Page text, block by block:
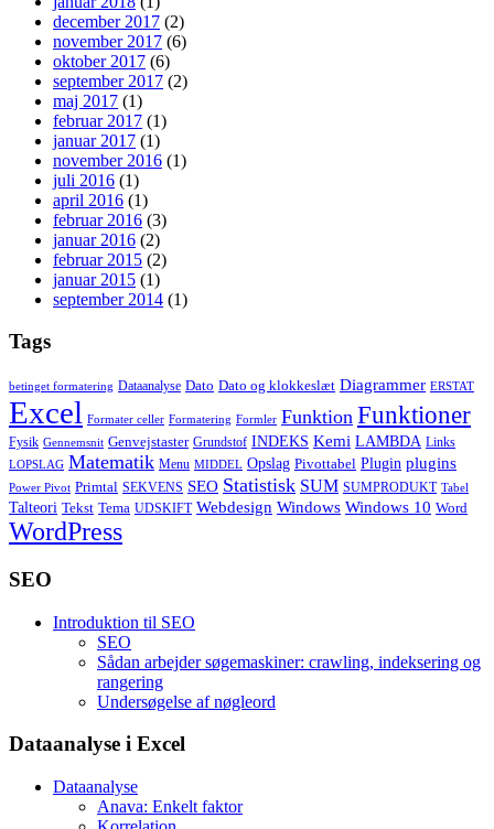
december 2017 (2)
november 2017 (6)
oktober 2017 (6)
september 2017 (2)
maj 2017 (1)
februar 2017 (1)
januar 2017 (1)
november 2016 (1)
juli 2016 (1)
april 2016 (1)
februar 2016 (3)
januar 2016 (2)
februar 2015 (2)
januar 2015 (1)
september 2014 (1)
Tags
betinget formatering Dataanalyse Dato Dato og klokkeslæt Diagrammer ERSTAT
Excel Formater celler Formatering Formler Funktion Funktioner
Fysik Gennemsnit Genvejstaster Grundstof INDEKS Kemi LAMBDA Links
LOPSLAG Matematik Menu MIDDEL Opslag Pivottabel Plugin plugins
Power Pivot Primtal SEKVENS SEO Statistisk SUM SUMPRODUKT Tabel
Talteori Tekst Tema UDSKIFT Webdesign Windows Windows 10 Word
WordPress
SEO
Introduktion til SEO
SEO
Sådan arbejder søgemaskiner: crawling, indeksering og
rangering
Undersøgelse af nøgleord
Dataanalyse i Excel
Dataanalyse
Anava: Enkelt faktor